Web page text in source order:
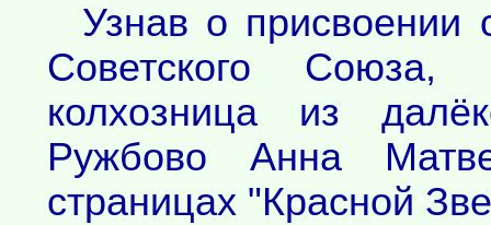
Узнав о присвоении
Советского Союза,
колхозница из
Ружбово Анна
страницах "Красной